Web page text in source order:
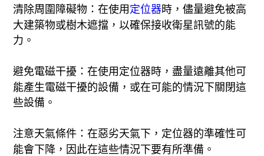
清除周圍障礙物：在使用 定位器時，儘量避免被高
大建築物或樹木遮擋，以確保接收衛星訊號的能
力。
避免電磁干擾：在使用定位器時，盡量遠離其他可
能產生電磁干擾的設備，或在可能的情況下關閉這
些設備。
注意天氣條件：在惡劣天氣下，定位器的準確性可
能會下降，因此在這些情況下要有所準備。